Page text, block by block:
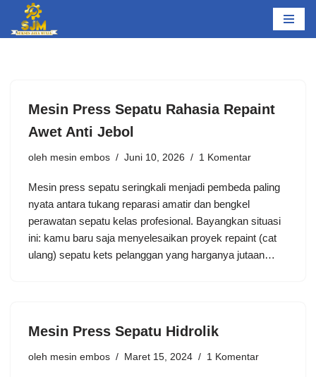
Lompat
Mesin Press Sepatu Rahasia Repaint
Awet Anti Jebol
oleh mesin embos Juni 10, 2026 1 Komentar
Mesin press sepatu seringkali menjadi pembeda paling
nyata antara tukang reparasi amatir dan bengkel
perawatan sepatu kelas profesional. Bayangkan situasi
ini: kamu baru saja menyelesaikan proyek repaint (cat
ulang) sepatu kets pelanggan yang harganya jutaan…
Mesin Press Sepatu Hidrolik
oleh mesin embos Maret 15, 2024 1 Komentar